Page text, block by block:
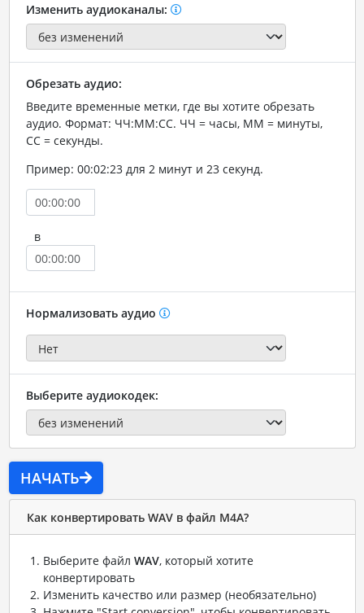
Изменить аудиоканалы:
Обрезать аудио:
Введите временные метки, где вы хотите обрезать
аудио. Формат: ЧЧ:ММ:СС. ЧЧ = часы, ММ = минуты,
СС = секунды.
Пример: 00:02:23 для 2 минут и 23 секунд.
в
Нормализовать аудио
Выберите аудиокодек:
НАЧАТЬ
Как конвертировать WAV в файл M4A?
Выберите файл WAV, который хотите
конвертировать
Изменить качество или размер (необязательно)